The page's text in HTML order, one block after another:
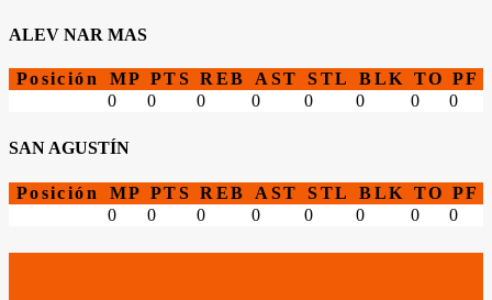
ALEV NAR MAS
Posición MP PTS REB AST STL BLK TO PF
0
0 0 0 0 0 0 0
SAN AGUSTÍN
Posición MP PTS REB AST STL BLK TO PF
0
0 0 0 0 0 0 0